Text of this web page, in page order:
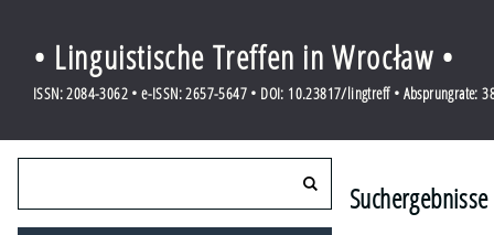
• Linguistische Treffen in Wrocław •
ISSN: 2084-3062 • e-ISSN: 2657-5647 • DOI: 10.23817/lingtreff • Absprungrate: